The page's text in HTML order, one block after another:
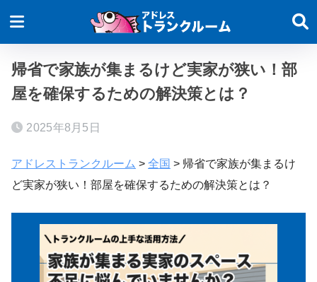
帰省で家族が集まるけど実家が狭い！部
屋を確保するための解決策とは？
2025年8月5日
アドレストランクルーム > 全国 > 帰省で家族が集まるけ
ど実家が狭い！部屋を確保するための解決策とは？